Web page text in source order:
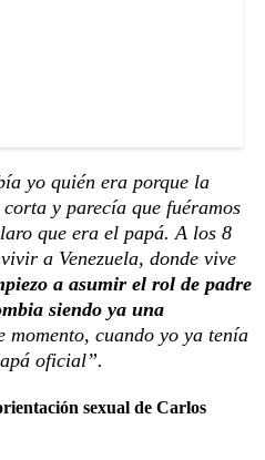
yo quién era porque la
y parecía que fuéramos
que era el papá. A los 8
a Venezuela, donde vive
a asumir el rol de padre
siendo ya una
momento, cuando yo ya tenía
oficial”.
sexual de Carlos